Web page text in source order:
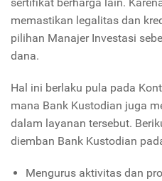
memastikan legalitas dan
pilihan Manajer Investasi
dana.
Hal ini berlaku pula pada
mana Bank Kustodian juga
dalam layanan tersebut.
diemban Bank Kustodian
Mengurus aktivitas dan